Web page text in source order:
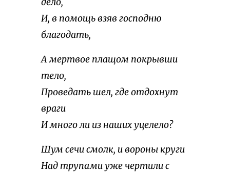
И, в помощь взяв господню
благодать,
А мертвое плащом покрывши
тело,
Проведать шел, где отдохнут
враги
И много ли из наших уцелело?
Шум сечи смолк, и вороны круги
Над трупами уже чертили с